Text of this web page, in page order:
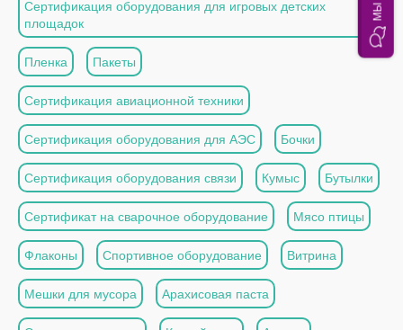
Сертификация оборудования для игровых детских
площадок
Пленка Пакеты
Сертификация авиационной техники
Сертификация оборудования для АЭС Бочки
Сертификация оборудования связи Кумыс Бутылки
Сертификат на сварочное оборудование Мясо птицы
Флаконы Спортивное оборудование Витрина
Мешки для мусора Арахисовая паста